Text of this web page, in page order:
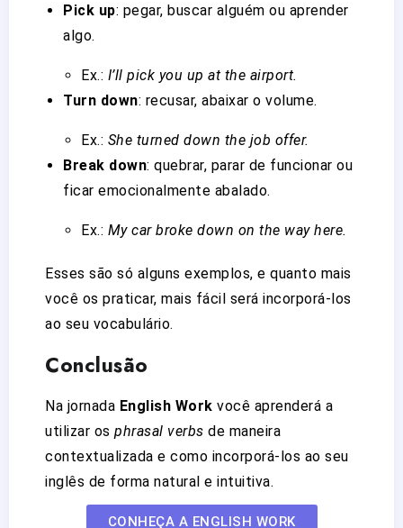
Pick up: pegar, buscar alguém ou aprender
algo.
Ex.: I’ll pick you up at the airport.
Turn down: recusar, abaixar o volume.
Ex.: She turned down the job offer.
Break down: quebrar, parar de funcionar ou
ficar emocionalmente abalado.
Ex.: My car broke down on the way here.
Esses são só alguns exemplos, e quanto mais
você os praticar, mais fácil será incorporá-los
ao seu vocabulário.
Conclusão
Na jornada English Work você aprenderá a
utilizar os phrasal verbs de maneira
contextualizada e como incorporá-los ao seu
inglês de forma natural e intuitiva.
CONHEÇA A ENGLISH WORK